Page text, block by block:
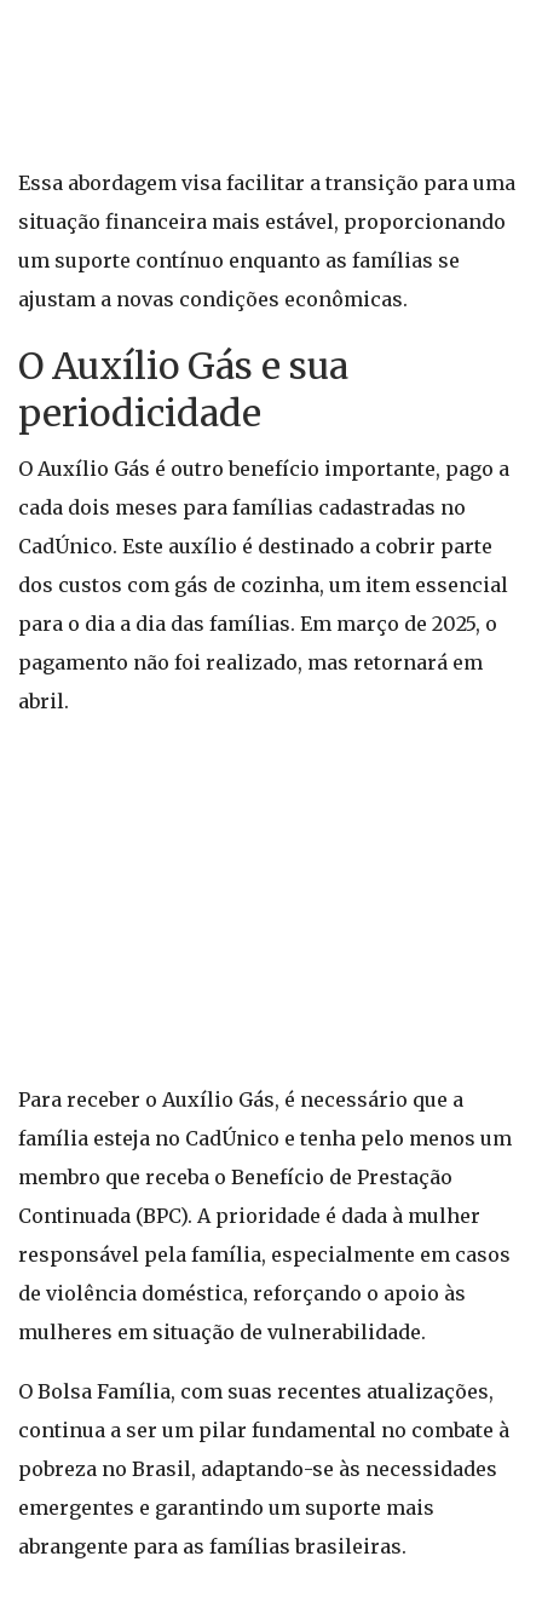
Essa abordagem visa facilitar a transição para uma
situação financeira mais estável, proporcionando
um suporte contínuo enquanto as famílias se
ajustam a novas condições econômicas.
O Auxílio Gás e sua
periodicidade
O Auxílio Gás é outro benefício importante, pago a
cada dois meses para famílias cadastradas no
CadÚnico. Este auxílio é destinado a cobrir parte
dos custos com gás de cozinha, um item essencial
para o dia a dia das famílias. Em março de 2025, o
pagamento não foi realizado, mas retornará em
abril.
Para receber o Auxílio Gás, é necessário que a
família esteja no CadÚnico e tenha pelo menos um
membro que receba o Benefício de Prestação
Continuada (BPC). A prioridade é dada à mulher
responsável pela família, especialmente em casos
de violência doméstica, reforçando o apoio às
mulheres em situação de vulnerabilidade.
O Bolsa Família, com suas recentes atualizações,
continua a ser um pilar fundamental no combate à
pobreza no Brasil, adaptando-se às necessidades
emergentes e garantindo um suporte mais
abrangente para as famílias brasileiras.